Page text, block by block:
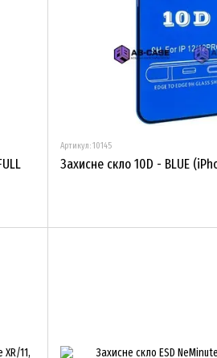
Артикул: 10145
Захисне скло 10D - BLUE